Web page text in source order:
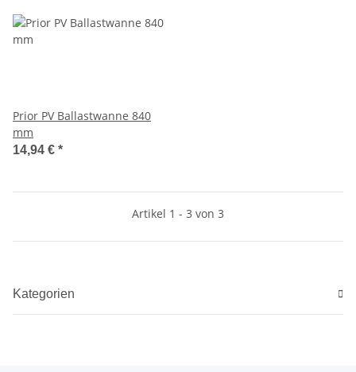
Prior PV Ballastwanne 840
mm
14,94 € *
Artikel 1 - 3 von 3
Kategorien